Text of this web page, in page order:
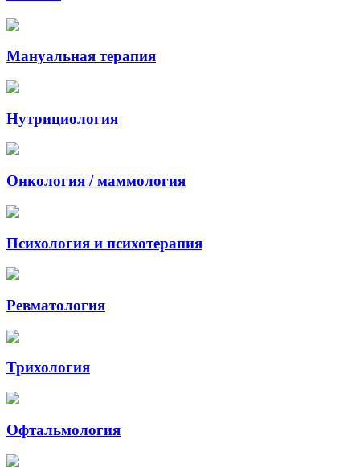
Мануальная терапия
Нутрициология
Онкология / маммология
Психология и психотерапия
Ревматология
Трихология
Офтальмология